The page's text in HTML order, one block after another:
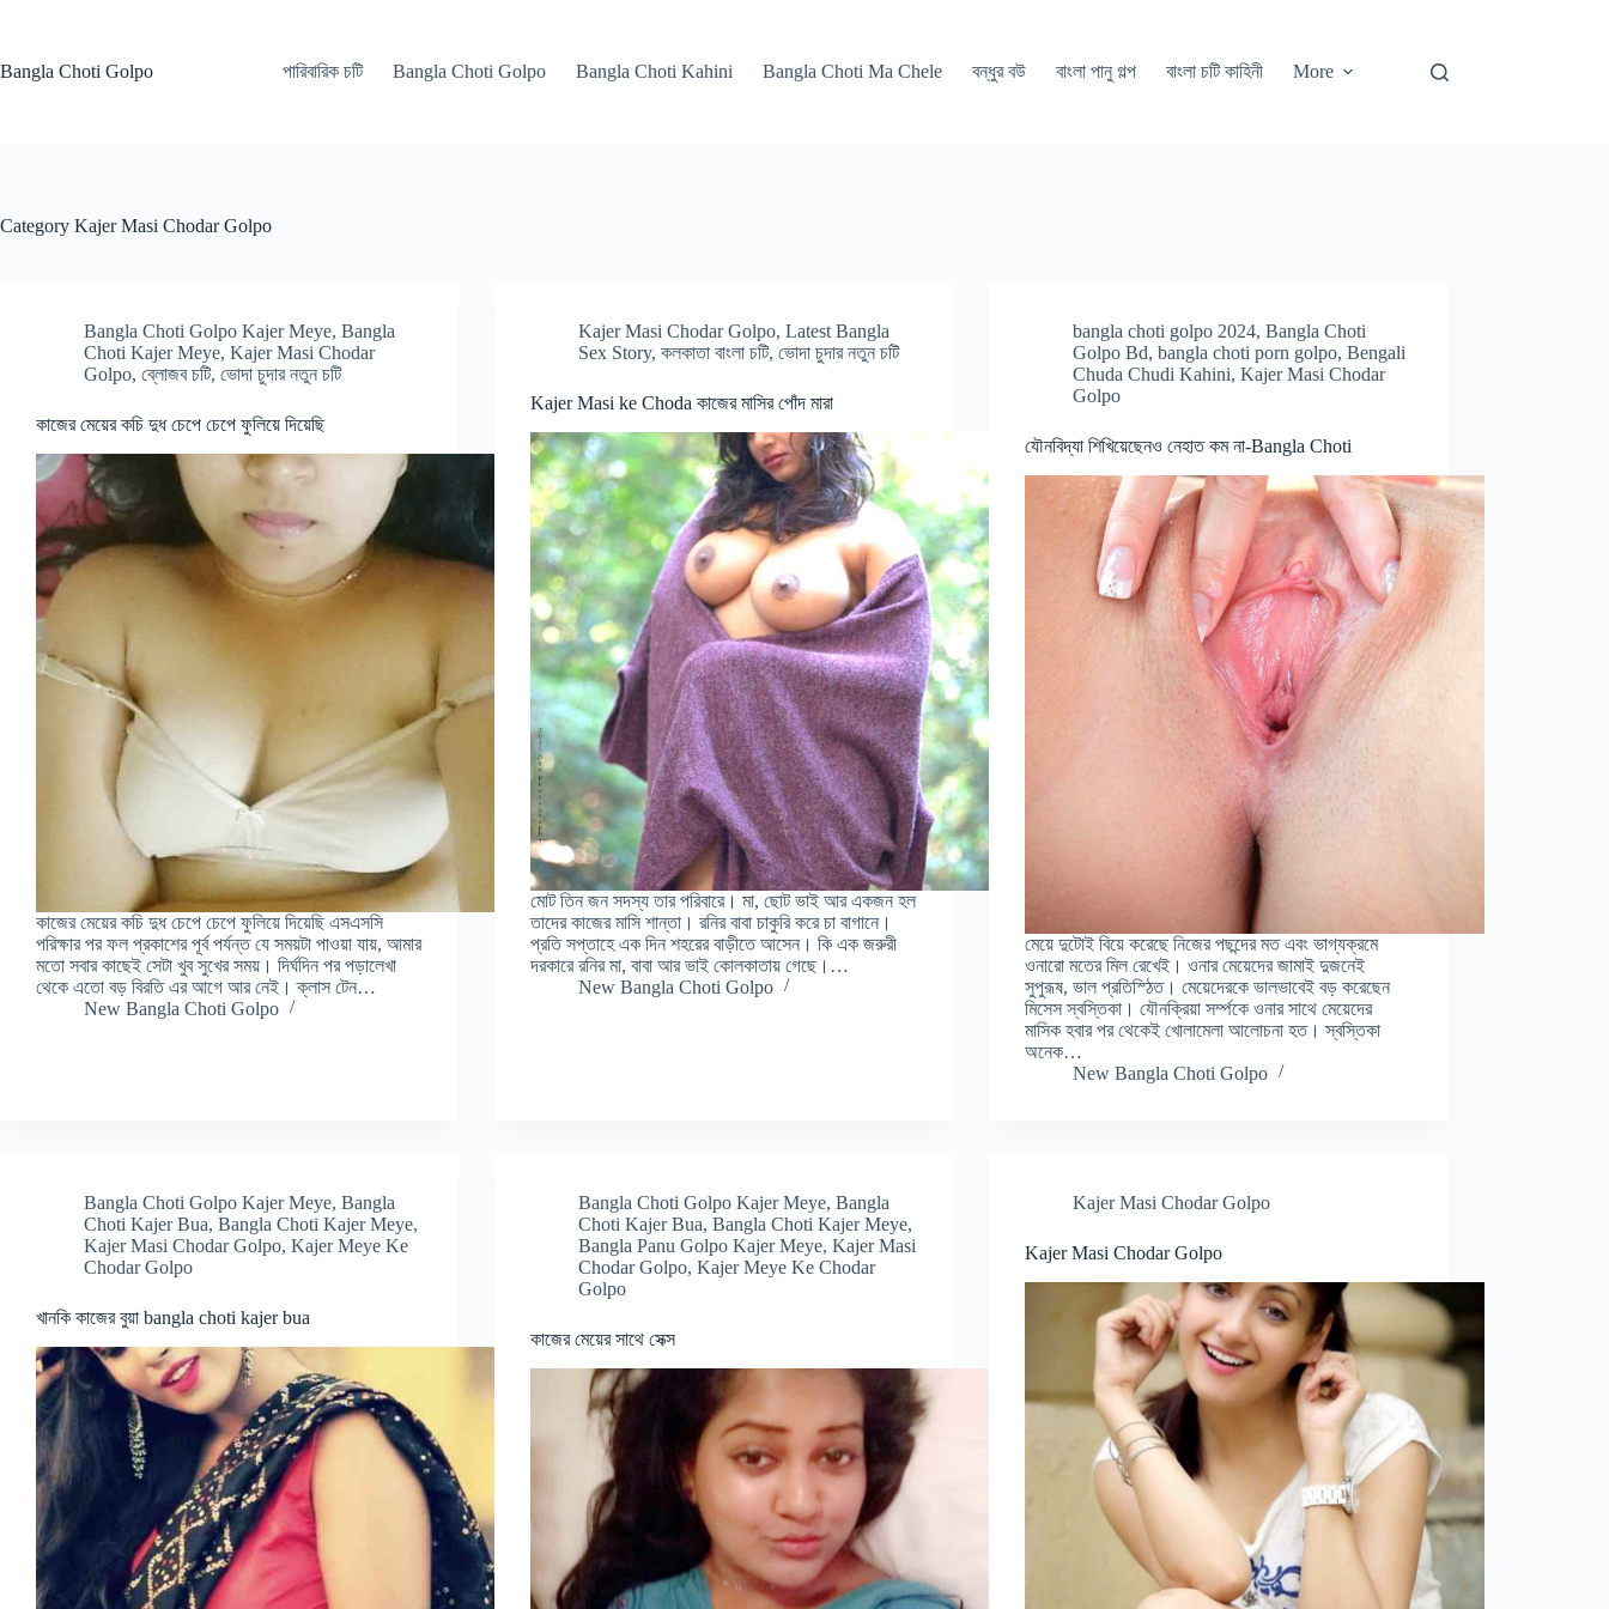
Bangla Choti Golpo
পারিবারিক চটি Bangla Choti Golpo Bangla Choti Kahini Bangla Choti Ma Chele বন্ধুর বউ বাংলা পানু গল্প বাংলা চটি কাহিনী More
Category Kajer Masi Chodar Golpo
Bangla Choti Golpo Kajer Meye, Bangla
Choti Kajer Meye, Kajer Masi Chodar
Golpo, ব্লোজব চটি, ভোদা চুদার নতুন চটি
কাজের মেয়ের কচি দুধ চেপে চেপে ফুলিয়ে দিয়েছি
কাজের মেয়ের কচি দুধ চেপে চেপে ফুলিয়ে দিয়েছি এসএসসি
পরিক্ষার পর ফল প্রকাশের পূর্ব পর্যন্ত যে সময়টা পাওয়া যায়, আমার
মতো সবার কাছেই সেটা খুব সুখের সময়। দির্ঘদিন পর পড়ালেখা
থেকে এতো বড় বিরতি এর আগে আর নেই। ক্লাস টেন…
New Bangla Choti Golpo
Kajer Masi Chodar Golpo,Latest Bangla
Sex Story,কলকাতা বাংলা চটি,ভোদা চুদার নতুন চটি
Kajer Masi ke Choda কাজের মাসির পোঁদ মারা
মোট তিন জন সদস্য তার পরিবারে। মা, ছোট ভাই আর একজন হল
তাদের কাজের মাসি শান্তা। রনির বাবা চাকুরি করে চা বাগানে।
প্রতি সপ্তাহে এক দিন শহরের বাড়ীতে আসেন। কি এক জরুরী
দরকারে রনির মা, বাবা আর ভাই কোলকাতায় গেছে।…
New Bangla Choti Golpo
bangla choti golpo 2024,Bangla Choti
Golpo Bd,bangla choti porn golpo,Bengali
Chuda Chudi Kahini,Kajer Masi Chodar
Golpo
যৌনবিদ্যা শিখিয়েছেনও নেহাত কম না-Bangla Choti
মেয়ে দুটোই বিয়ে করেছে নিজের পছন্দের মত এবং ভাগ্যক্রমে
ওনারো মতের মিল রেখেই। ওনার মেয়েদের জামাই দুজনেই
সুপুরূষ, ভাল প্রতিস্ঠিত। মেয়েদেরকে ভালভাবেই বড় করেছেন
মিসেস স্বস্তিকা। যৌনক্রিয়া সর্ম্পকে ওনার সাথে মেয়েদের
মাসিক হবার পর থেকেই খোলামেলা আলোচনা হত। স্বস্তিকা
অনেক…
New Bangla Choti Golpo
Bangla Choti Golpo Kajer Meye, Bangla
Choti Kajer Bua, Bangla Choti Kajer Meye,
Kajer Masi Chodar Golpo, Kajer Meye Ke
Chodar Golpo
খানকি কাজের বুয়া bangla choti kajer bua
Bangla Choti Golpo Kajer Meye,Bangla
Choti Kajer Bua,Bangla Choti Kajer Meye,
Bangla Panu Golpo Kajer Meye,Kajer Masi
Chodar Golpo,Kajer Meye Ke Chodar
Golpo
কাজের মেয়ের সাথে সেক্স
Kajer Masi Chodar Golpo
Kajer Masi Chodar Golpo